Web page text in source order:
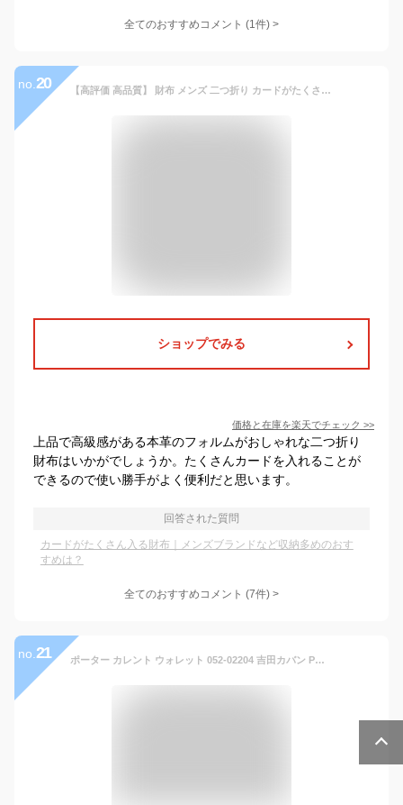
全てのおすすめコメント (1件) >
no. 20 【高評価 高品質】 財布 メンズ 二つ折り カードがたくさん入る ブランド 牛革 スキミング防止 二つ折り財布 レザー イタリーレザー 大容量 名入れ 誕生日 プレゼント ギフト 父の日 多機能 革 本革 牛革 ボックス型小銭入れ ベルトン
ショップでみる
価格と在庫を楽天でチェック >>
上品で高級感がある本革のフォルムがおしゃれな二つ折り
財布はいかがでしょうか。たくさんカードを入れることが
できるので使い勝手がよく便利だと思います。
回答された質問
カードがたくさん入る財布｜メンズブランドなど収納多めのおす
すめは？
全てのおすすめコメント (7件) >
no. 21 ポーター カレント ウォレット 052-02204 吉田カバン PORTER CURRENT WALLET 二つ折り財布 二つ折り 財布 小銭入れあり BOX型小銭入れ ブランド 小さい 本革 薄い メンズ レディース 黒 日本製